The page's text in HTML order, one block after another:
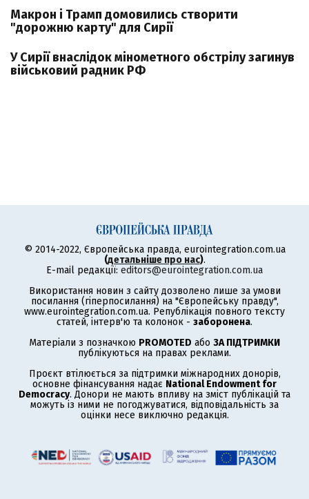
Макрон і Трамп домовились створити
"дорожню карту" для Сирії
У Сирії внаслідок мінометного обстрілу загинув
військовий радник РФ
© 2014-2022, Європейська правда, eurointegration.com.ua
(детальніше про нас).
E-mail редакції: editors@eurointegration.com.ua
Використання новин з сайту дозволено лише за умови
посилання (гіперпосилання) на "Європейську правду",
www.eurointegration.com.ua. Републікація повного тексту
статей, інтерв'ю та колонок - заборонена.
Матеріали з позначкою PROMOTED або ЗА ПІДТРИМКИ
публікуються на правах реклами.
Проєкт втілюється за підтримки міжнародних донорів,
основне фінансування надає National Endowment for
Democracy. Донори не мають впливу на зміст публікацій та
можуть із ними не погоджуватися, відповідальність за
оцінки несе виключно редакція.